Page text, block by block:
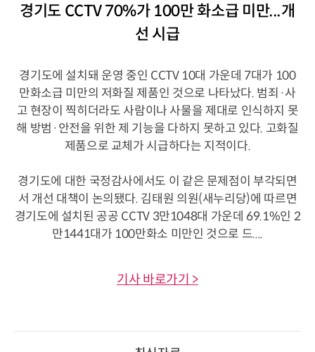
경기도 CCTV 70%가 100만 화소급 미만...개
선 시급
경기도에 설치돼 운영 중인 CCTV 10대 가운데 7대가 100
만화소급 미만의 저화질 제품인 것으로 나타났다. 범죄·사
고 현장이 찍히더라도 사람이나 사물을 제대로 인식하지 못
해 방범·안전을 위한 제 기능을 다하지 못하고 있다. 고화질
제품으로 교체가 시급하다는 지적이다.
경기도에 대한 국정감사에서도 이 같은 문제점이 부각되면
서 개선 대책이 논의됐다. 김태원 의원(새누리당)에 따르면
경기도에 설치된 공공 CCTV 3만1048대 가운데 69.1%인 2
만1441대가 100만화소 미만인 것으로 드....
기사 바로가기 >